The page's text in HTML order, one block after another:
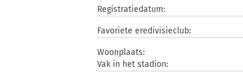
Registratiedatum:
Favoriete eredivisieclub:
Woonplaats:
Vak in het stadion: